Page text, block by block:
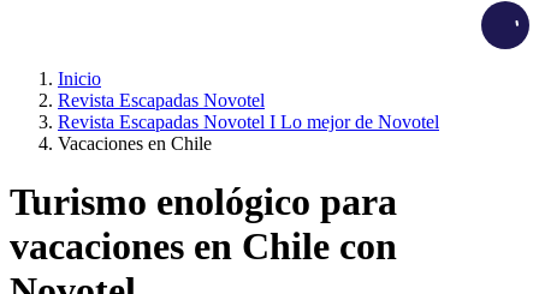
Inicio
Revista Escapadas Novotel
Revista Escapadas Novotel I Lo mejor de Novotel
Vacaciones en Chile
Turismo enológico para
vacaciones en Chile con